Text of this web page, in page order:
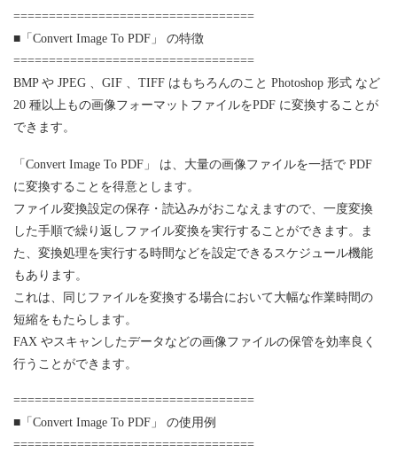
==================================
■「Convert Image To PDF」 の特徴
==================================
BMP や JPEG 、GIF 、TIFF はもちろんのこと Photoshop 形式 など
20 種以上もの画像フォーマットファイルをPDF に変換することが
できます。
「Convert Image To PDF」 は、大量の画像ファイルを一括で PDF
に変換することを得意とします。
ファイル変換設定の保存・読込みがおこなえますので、一度変換
した手順で繰り返しファイル変換を実行することができます。ま
た、変換処理を実行する時間などを設定できるスケジュール機能
もあります。
これは、同じファイルを変換する場合において大幅な作業時間の
短縮をもたらします。
FAX やスキャンしたデータなどの画像ファイルの保管を効率良く
行うことができます。
==================================
■「Convert Image To PDF」 の使用例
==================================